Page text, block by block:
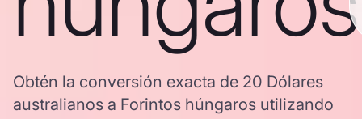
Obtén la conversión exacta de 20 Dólares
australianos a Forintos húngaros utilizando